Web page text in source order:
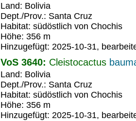
Land: Bolivia
Dept./Prov.: Santa Cruz
Habitat: südöstlich von Chochis
Höhe: 356 m
Hinzugefügt: 2025-10-31,
VoS 3640: Cleistocactus
Land: Bolivia
Dept./Prov.: Santa Cruz
Habitat: südöstlich von Chochis
Höhe: 356 m
Hinzugefügt: 2025-10-31,